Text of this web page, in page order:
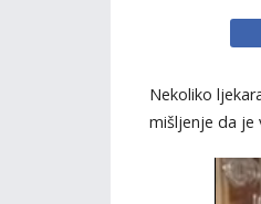
Nekoliko
mišljenje da je